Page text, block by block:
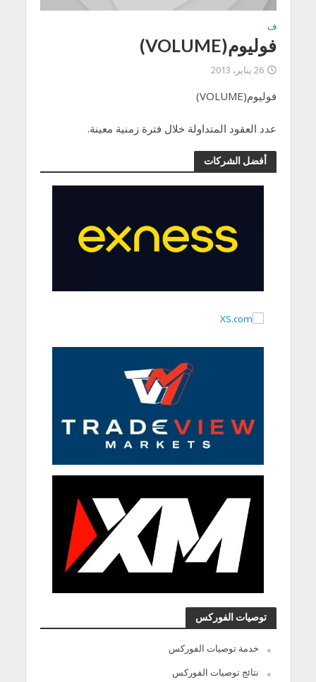
ف
فوليوم(VOLUME)
26 يناير، 2013
فوليوم(VOLUME)
عدد العقود المتداولة خلال فترة زمنية معينة.
أفضل الشركات
توصيات الفوركس
خدمة توصيات الفوركس
نتائج توصيات الفوركس